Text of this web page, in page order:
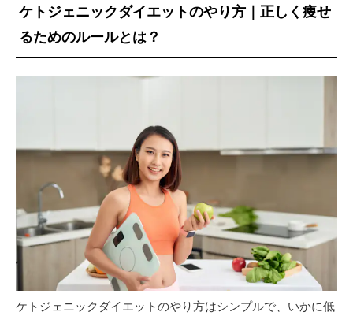
ケトジェニックダイエットのやり方｜正しく痩せ
るためのルールとは？
ケトジェニックダイエットのやり方はシンプルで、いかに低